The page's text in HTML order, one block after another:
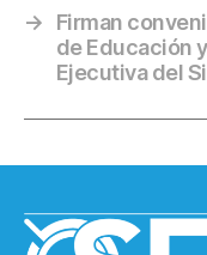
→
Firman
de Educación
Ejecutiva del